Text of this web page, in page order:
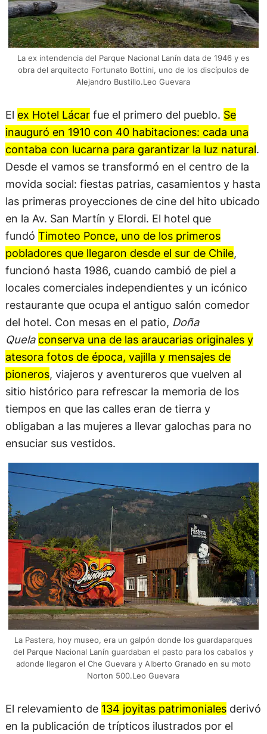
La ex intendencia del Parque Nacional Lanín data de 1946 y es
obra del arquitecto Fortunato Bottini, uno de los discípulos de
Alejandro Bustillo.Leo Guevara
El ex Hotel Lácarfue el primero del pueblo. Se
inauguró en 1910 con 40 habitaciones: cada una
contaba con lucarna para garantizar la luz natural.
Desde el vamos se transformó en el centro de la
movida social: fiestas patrias, casamientos y hasta
las primeras proyecciones de cine del hito ubicado
en la Av. San Martín y Elordi. El hotel que
fundó Timoteo Ponce, uno de los primeros
pobladores que llegaron desde el sur de Chile,
funcionó hasta 1986, cuando cambió de piel a
locales comerciales independientes y un icónico
restaurante que ocupa el antiguo salón comedor
del hotel. Con mesas en el patio, Doña
Quela conserva una de las araucarias originales y
atesora fotos de época, vajilla y mensajes de
pioneros, viajeros y aventureros que vuelven al
sitio histórico para refrescar la memoria de los
tiempos en que las calles eran de tierra y
obligaban a las mujeres a llevar galochas para no
ensuciar sus vestidos.
La Pastera, hoy museo, era un galpón donde los guardaparques
del Parque Nacional Lanín guardaban el pasto para los caballos y
adonde llegaron el Che Guevara y Alberto Granado en su moto
Norton 500.Leo Guevara
El relevamiento de 134 joyitas patrimonialesderivó
en la publicación de trípticos ilustrados por el